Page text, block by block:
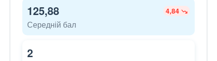
125,88 4,84
Середній бал
2